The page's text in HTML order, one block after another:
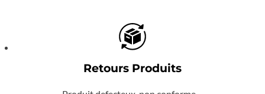
Retours Produits